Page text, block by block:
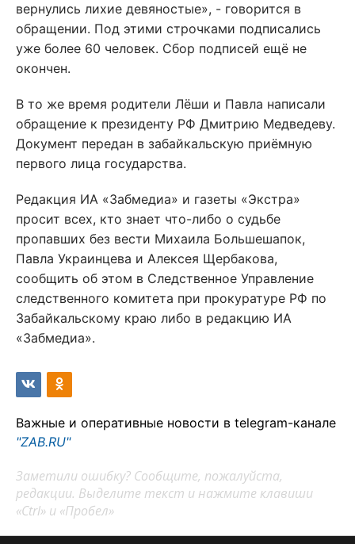
вернулись лихие девяностые», - говорится в
обращении. Под этими строчками подписались
уже более 60 человек. Сбор подписей ещё не
окончен.
В то же время родители Лёши и Павла написали
обращение к президенту РФ Дмитрию Медведеву.
Документ передан в забайкальскую приёмную
первого лица государства.
Редакция ИА «Забмедиа» и газеты «Экстра»
просит всех, кто знает что-либо о судьбе
пропавших без вести Михаила Большешапок,
Павла Украинцева и Алексея Щербакова,
сообщить об этом в Следственное Управление
следственного комитета при прокуратуре РФ по
Забайкальскому краю либо в редакцию ИА
«Забмедиа».
Важные и оперативные новости в telegram-канале
"ZAB.RU"
Заметили ошибку? Сообщите, пожалуйста,
редакции. Выделите текст и нажмите клавиши
«Ctrl» и «Пробел»